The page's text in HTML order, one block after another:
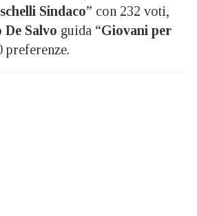
Sindaco” con 232 voti,
De Salvo guida “Giovani per
preferenze.